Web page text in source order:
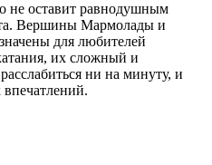
не оставит равнодушным
Вершины Мармолады и
для любителей
их сложный и
ни на минуту, и
впечатлений.